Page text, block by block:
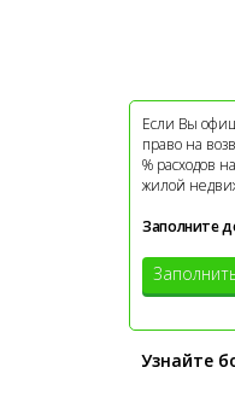
Если Вы
право на
% расходов
жилой
Заполните
Узнайте